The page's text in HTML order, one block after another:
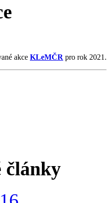
akce KLeMČR pro rok 2021.
články